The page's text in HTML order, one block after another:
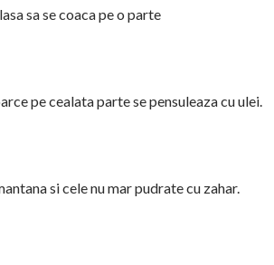
sa se coaca pe o parte
pe cealata parte se pensuleaza cu ulei.
si cele nu mar pudrate cu zahar.